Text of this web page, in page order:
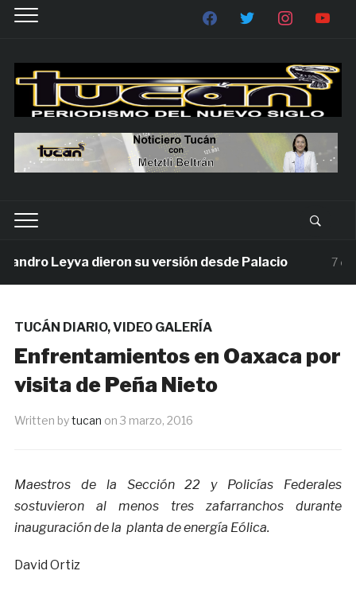
Leyva dieron su versión desde Palacio 7 días
TUCÁN DIARIO,VIDEO GALERÍA
Enfrentamientos en Oaxaca por
visita de Peña Nieto
Written bytucan on 3 marzo, 2016
Maestros de la Sección 22 y Policías Federales
sostuvieron al menos tres zafarranchos durante
inauguración de la planta de energía Eólica.
David Ortiz